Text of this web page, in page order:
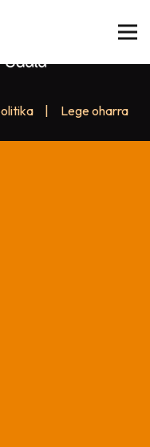
Lege oharra